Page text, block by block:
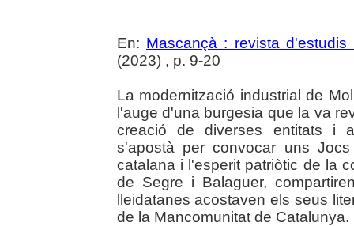
En: Mascançà : revista
(2023) , p. 9-20
La modernització industrial de
l'auge d'una burgesia que la va
creació de diverses entitats i
s'apostà per convocar uns
catalana i l'esperit patriòtic de la
de Segre i Balaguer,
lleidatanes acostaven els seus
de la Mancomunitat de Catalunya.